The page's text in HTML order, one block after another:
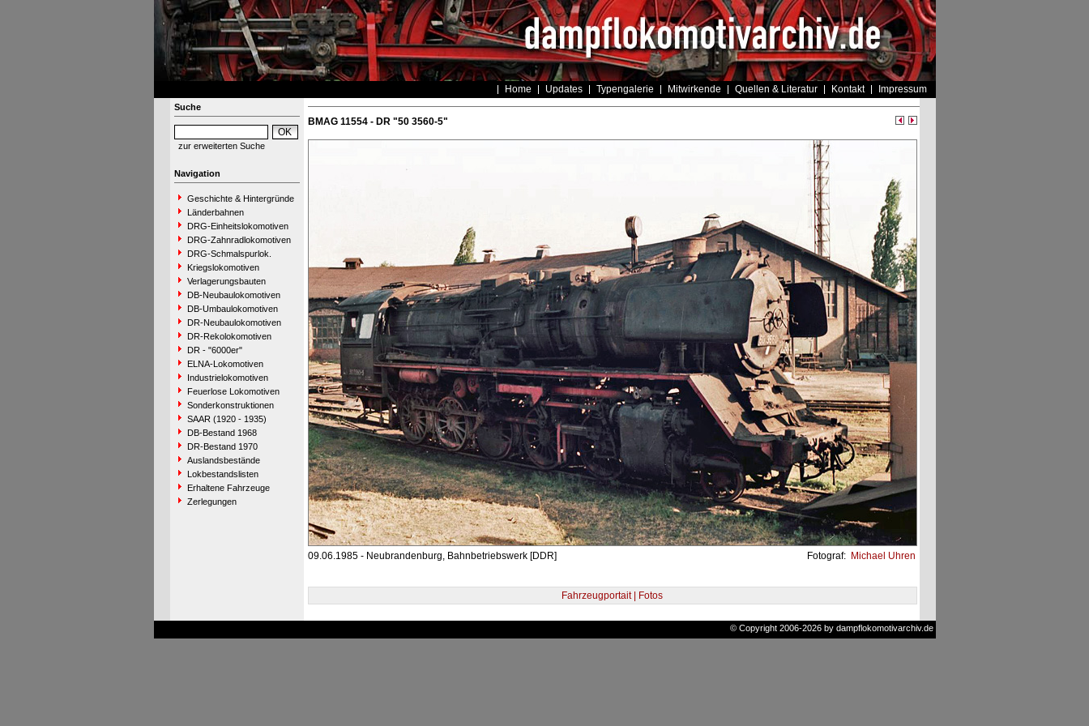
Home Updates Typengalerie Mitwirkende Quellen & Literatur Kontakt Impressum
Suche
zur erweiterten Suche
Navigation
Geschichte & Hintergründe
Länderbahnen
DRG-Einheitslokomotiven
DRG-Zahnradlokomotiven
DRG-Schmalspurlok.
Kriegslokomotiven
Verlagerungsbauten
DB-Neubaulokomotiven
DB-Umbaulokomotiven
DR-Neubaulokomotiven
DR-Rekolokomotiven
DR - "6000er"
ELNA-Lokomotiven
Industrielokomotiven
Feuerlose Lokomotiven
Sonderkonstruktionen
SAAR (1920 - 1935)
DB-Bestand 1968
DR-Bestand 1970
Auslandsbestände
Lokbestandslisten
Erhaltene Fahrzeuge
Zerlegungen
BMAG 11554 - DR "50 3560-5"
09.06.1985 - Neubrandenburg, Bahnbetriebswerk [DDR] Fotograf: Michael Uhren
Fahrzeugportait | Fotos
© Copyright 2006-2026 by dampflokomotivarchiv.de